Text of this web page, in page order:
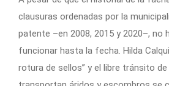
clausuras ordenadas por la
patente –en 2008, 2015 y 2020–, no
funcionar hasta la fecha. Hilda
rotura de sellos” y el libre tránsito